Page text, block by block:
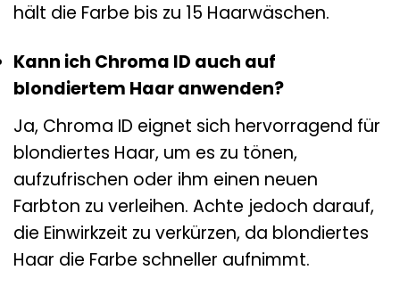
hält die Farbe bis zu 15 Haarwäschen.
Kann ich Chroma ID auch auf
blondiertem Haar anwenden?
Ja, Chroma ID eignet sich hervorragend für
blondiertes Haar, um es zu tönen,
aufzufrischen oder ihm einen neuen
Farbton zu verleihen. Achte jedoch darauf,
die Einwirkzeit zu verkürzen, da blondiertes
Haar die Farbe schneller aufnimmt.